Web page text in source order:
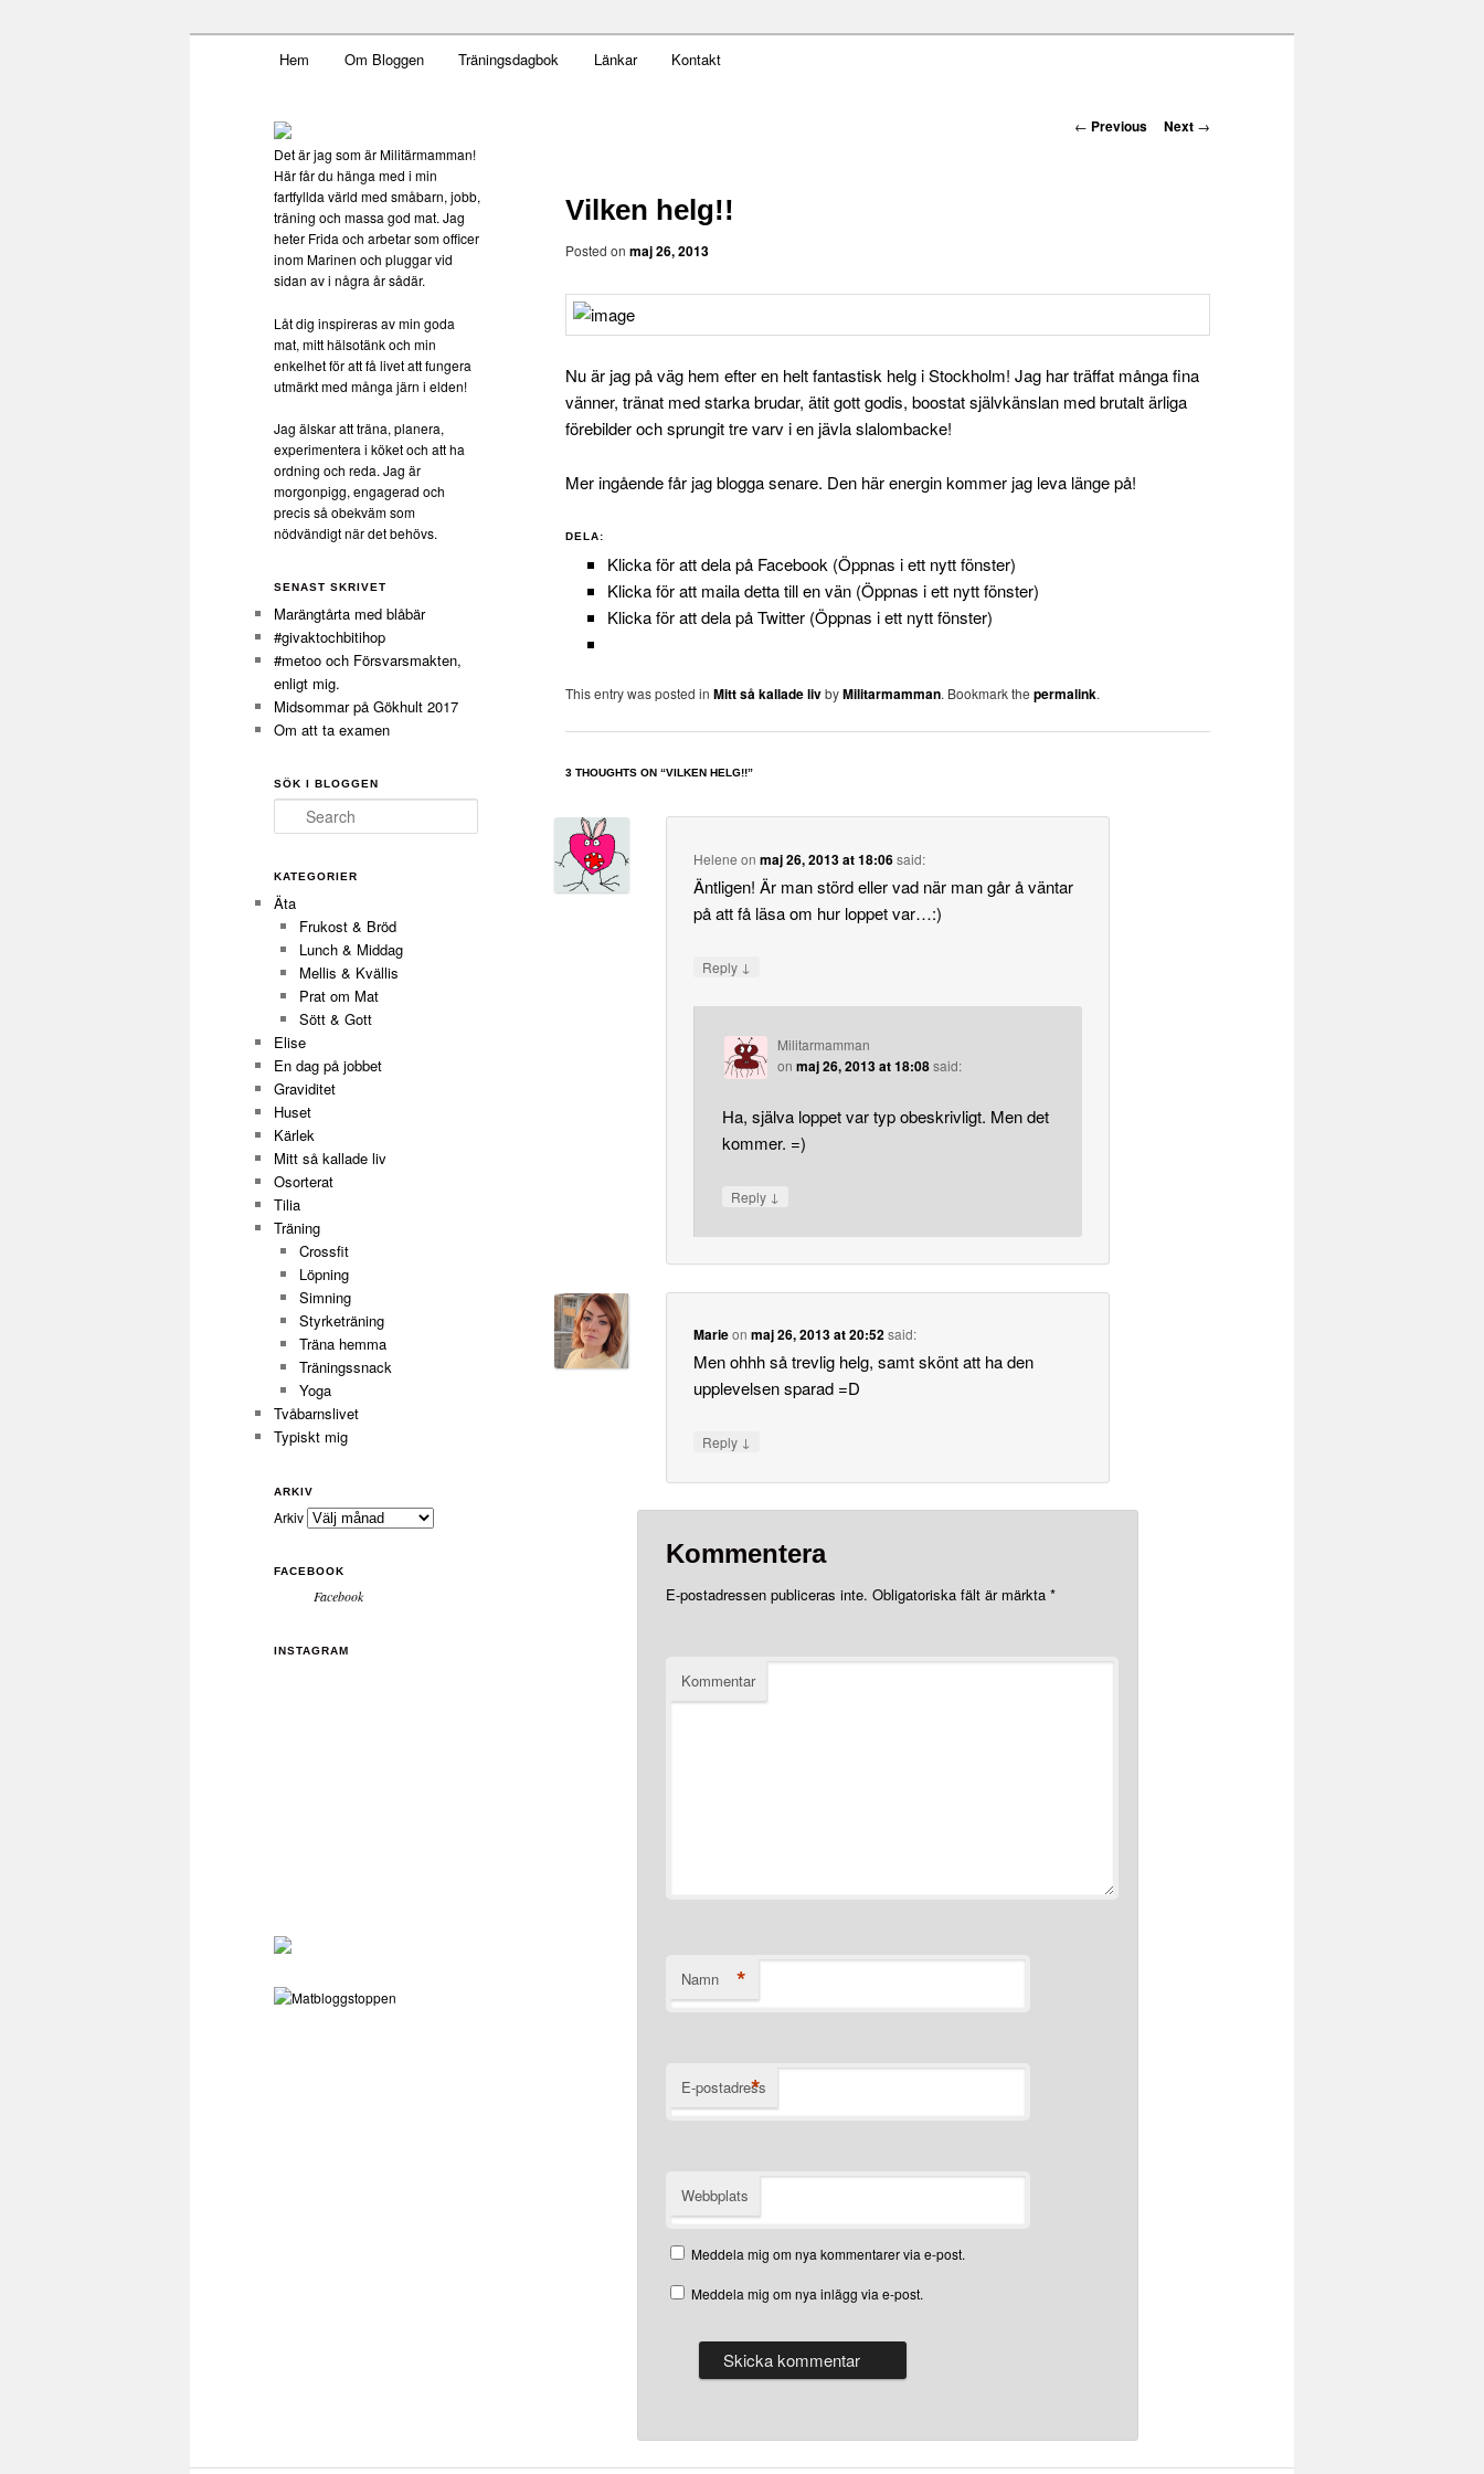
Militärmamman
Skip to primary content
Hem Om Bloggen Träningsdagbok Länkar Kontakt
Post navigation
← Previous Next →
Vilken helg!!
Posted on maj 26, 2013
Nu är jag på väg hem efter en helt fantastisk helg i Stockholm! Jag har träffat många fina
vänner, tränat med starka brudar, ätit gott godis, boostat självkänslan med brutalt ärliga
förebilder och sprungit tre varv i en jävla slalombacke!
Mer ingående får jag blogga senare. Den här energin kommer jag leva länge på!
DELA:
Klicka för att dela på Facebook (Öppnas i ett nytt fönster)
Klicka för att maila detta till en vän (Öppnas i ett nytt fönster)
Klicka för att dela på Twitter (Öppnas i ett nytt fönster)
This entry was posted in Mitt så kallade livbyMilitarmamman. Bookmark the permalink.
3 THOUGHTS ON “VILKEN HELG!!”
Helene onmaj 26, 2013 at 18:06said:
Äntligen! Är man störd eller vad när man går å väntar
på att få läsa om hur loppet var…:)
Reply ↓
Militarmamman
on maj 26, 2013 at 18:08 said:
Ha, själva loppet var typ obeskrivligt. Men det
kommer. =)
Reply ↓
Marieonmaj 26, 2013 at 20:52said:
Men ohhh så trevlig helg, samt skönt att ha den
upplevelsen sparad =D
Reply ↓
Kommentera
E-postadressen publiceras inte. Obligatoriska fält är märkta *
Kommentar
Namn *
E-postadress
*
Webbplats
Meddela mig om nya kommentarer via e-post.
Meddela mig om nya inlägg via e-post.
Det är jag som är Militärmamman!
Här får du hänga med i min
fartfyllda värld med småbarn, jobb,
träning och massa god mat. Jag
heter Frida och arbetar som officer
inom Marinen och pluggar vid
sidan av i några år sådär.
Låt dig inspireras av min goda
mat, mitt hälsotänk och min
enkelhet för att få livet att fungera
utmärkt med många järn i elden!
Jag älskar att träna, planera,
experimentera i köket och att ha
ordning och reda. Jag är
morgonpigg, engagerad och
precis så obekväm som
nödvändigt när det behövs.
SENAST SKRIVET
Marängtårta med blåbär
#givaktochbitihop
#metoo och Försvarsmakten,
enligt mig.
Midsommar på Gökhult 2017
Om att ta examen
SÖK I BLOGGEN
Search
KATEGORIER
Äta
Frukost & Bröd
Lunch & Middag
Mellis & Kvällis
Prat om Mat
Sött & Gott
Elise
En dag på jobbet
Graviditet
Huset
Kärlek
Mitt så kallade liv
Osorterat
Tilia
Träning
Crossfit
Löpning
Simning
Styrketräning
Träna hemma
Träningssnack
Yoga
Tvåbarnslivet
Typiskt mig
ARKIV
Arkiv
FACEBOOK
Facebook
INSTAGRAM